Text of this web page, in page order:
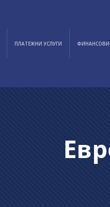
ПЛАТЕЖНИ УСЛУГИ